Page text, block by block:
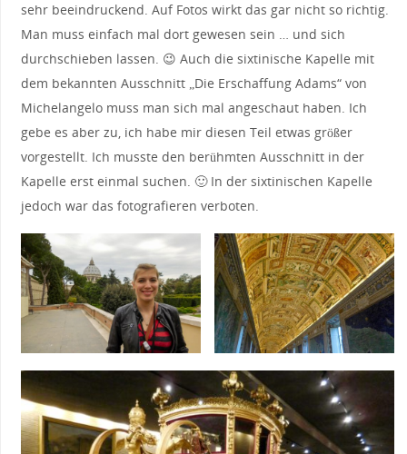
sehr beeindruckend. Auf Fotos wirkt das gar nicht so richtig.
Man muss einfach mal dort gewesen sein … und sich
durchschieben lassen. 😉 Auch die sixtinische Kapelle mit
dem bekannten Ausschnitt „Die Erschaffung Adams“ von
Michelangelo muss man sich mal angeschaut haben. Ich
gebe es aber zu, ich habe mir diesen Teil etwas größer
vorgestellt. Ich musste den berühmten Ausschnitt in der
Kapelle erst einmal suchen. 🙂 In der sixtinischen Kapelle
jedoch war das fotografieren verboten.